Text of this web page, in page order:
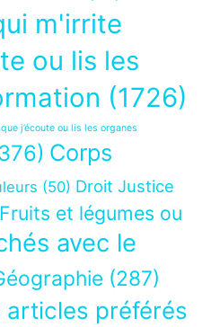
m'irrite
ou lis les
(1726)
j’écoute ou lis les organes
Corps
(50) Droit Justice
Fruits et légumes ou
avec le
(287)
articles préférés